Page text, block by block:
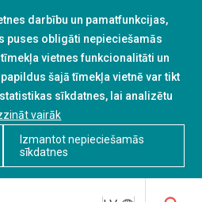
darbību un pamatfunkcijas,
puses obligāti nepieciešamās
vietnes funkcionalitāti un
šajā tīmekļa vietnē var tikt
sīkdatnes, lai analizētu
vairāk
Izmantot nepieciešamās
sīkdatnes